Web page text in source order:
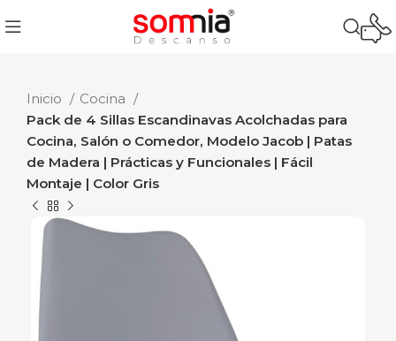
Inicio
Cocina
Pack de 4 Sillas Escandinavas Acolchadas para
Cocina, Salón o Comedor, Modelo Jacob | Patas
de Madera | Prácticas y Funcionales | Fácil
Montaje | Color Gris